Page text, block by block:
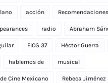
acción Recomendaciones
radio Abraham
FICG 37 Héctor Guerra
hablemos de musical
Cine Mexicano Rebeca Jiménez